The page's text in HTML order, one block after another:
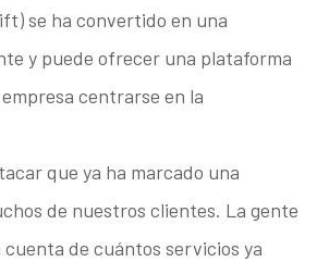
se ha convertido en una
y puede ofrecer una plataforma
centrarse en la
que ya ha marcado una
de nuestros clientes. La gente
cuenta de cuántos servicios ya